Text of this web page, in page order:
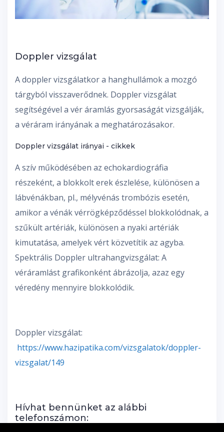
Doppler vizsgálat
A doppler vizsgálatkor a hanghullámok a mozgó
tárgyból visszaverődnek. Doppler vizsgálat
segítségével a vér áramlás gyorsaságát vizsgálják,
a véráram irányának a meghatározásakor.
Doppler vizsgálat irányai - cikkek
A szív működésében az echokardiográfia
részeként, a blokkolt erek észlelése, különösen a
lábvénákban, pl., mélyvénás trombózis esetén,
amikor a vénák vérrögképződéssel blokkolódnak, a
szűkült artériák, különösen a nyaki artériák
kimutatása, amelyek vért közvetítik az agyba.
Spektrális Doppler ultrahangvizsgálat: A
véráramlást grafikonként ábrázolja, azaz egy
véredény mennyire blokkolódik.
Doppler vizsgálat:
https://www.hazipatika.com/vizsgalatok/doppler-
vizsgalat/149
Hívhat bennünket az alábbi
telefonszámon: